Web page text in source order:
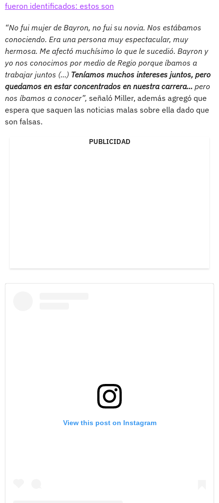
fueron identificados: estos son
“No fui mujer de Bayron, no fui su novia. Nos estábamos
conociendo. Era una persona muy espectacular, muy
hermosa. Me afectó muchísimo lo que le sucedió. Bayron y
yo nos conocimos por medio de Regio porque íbamos a
trabajar juntos (...) Teníamos muchos intereses juntos, pero
quedamos en estar concentrados en nuestra carrera... pero
nos íbamos a conocer”, señaló Miller, además agregó que
espera que saquen las noticias malas sobre ella dado que
son falsas.
PUBLICIDAD
View this post on Instagram